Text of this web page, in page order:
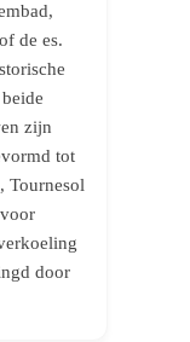
de es.
zijn
tot
Tournesol
door